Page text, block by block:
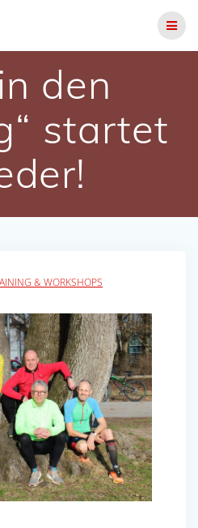
den
startet
& WORKSHOPS